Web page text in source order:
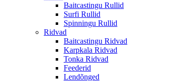
Baitcastingu Rullid
Surfi Rullid
Spinningu Rullid
Ridvad
Baitcastingu Ridvad
Karpkala Ridvad
Tonka Ridvad
Feederid
Lendõnged